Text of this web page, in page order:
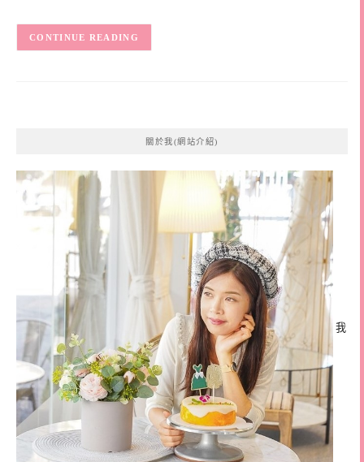
CONTINUE READING
關於我(網站介紹)
我